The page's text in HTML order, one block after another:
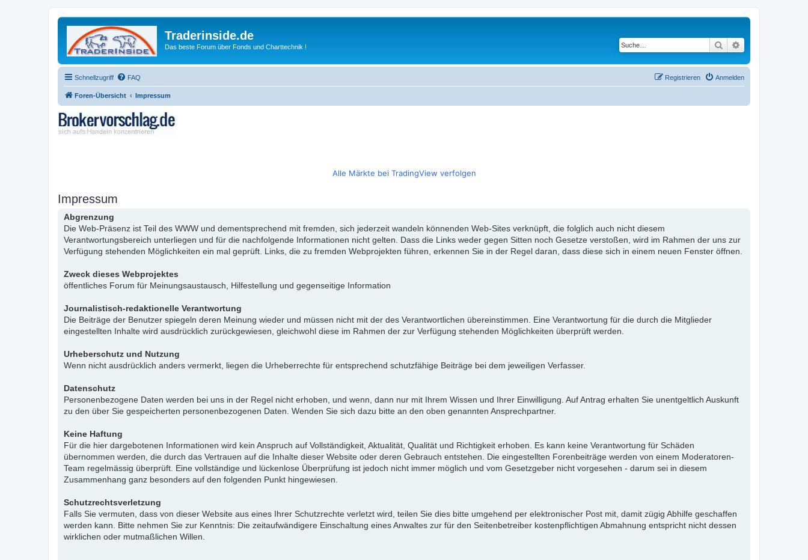
Traderinside.de
Das beste Forum über Fonds und Charttechnik ! Suche
Schnellzugriff FAQ Anmelden
Registrieren
Foren-Übersicht Impressum
Alle Märkte bei TradingView verfolgen
Impressum
Abgrenzung
Die Web-Präsenz ist Teil des WWW und dementsprechend mit fremden, sich jederzeit wandeln könnenden Web-Sites verknüpft, die folglich auch nicht diesem
Verantwortungsbereich unterliegen und für die nachfolgende Informationen nicht gelten. Dass die Links weder gegen Sitten noch Gesetze verstoßen, wird im Rahmen der uns zur
Verfügung stehenden Möglichkeiten ein mal geprüft. Links, die zu fremden Webprojekten führen, erkennen Sie in der Regel daran, dass diese sich in einem neuen Fenster öffnen.
Zweck dieses Webprojektes
öffentliches Forum für Meinungsaustausch, Hilfestellung und gegenseitige Information
Journalistisch-redaktionelle Verantwortung
Die Beiträge der Benutzer spiegeln deren Meinung wieder und müssen nicht mit der des Verantwortlichen übereinstimmen. Eine Verantwortung für die durch die Mitglieder
eingestellten Inhalte wird ausdrücklich zurückgewiesen, gleichwohl diese im Rahmen der zur Verfügung stehenden Möglichkeiten überprüft werden.
Urheberschutz und Nutzung
Wenn nicht ausdrücklich anders vermerkt, liegen die Urheberrechte für entsprechend schutzfähige Beiträge bei dem jeweiligen Verfasser.
Datenschutz
Personenbezogene Daten werden bei uns in der Regel nicht erhoben, und wenn, dann nur mit Ihrem Wissen und Ihrer Einwilligung. Auf Antrag erhalten Sie unentgeltlich Auskunft
zu den über Sie gespeicherten personenbezogenen Daten. Wenden Sie sich dazu bitte an den oben genannten Ansprechpartner.
Keine Haftung
Für die hier dargebotenen Informationen wird kein Anspruch auf Vollständigkeit, Aktualität, Qualität und Richtigkeit erhoben. Es kann keine Verantwortung für Schäden
übernommen werden, die durch das Vertrauen auf die Inhalte dieser Website oder deren Gebrauch entstehen. Die eingestellten Forenbeiträge werden von einem Moderatoren-
Team regelmässig überprüft. Eine vollständige und lückenlose Überprüfung ist jedoch nicht immer möglich und vom Gesetzgeber nicht vorgesehen - darum sei in diesem
Zusammenhang ganz besonders auf den folgenden Punkt hingewiesen.
Schutzrechtsverletzung
Falls Sie vermuten, dass von dieser Website aus eines Ihrer Schutzrechte verletzt wird, teilen Sie dies bitte umgehend per elektronischer Post mit, damit zügig Abhilfe geschaffen
werden kann. Bitte nehmen Sie zur Kenntnis: Die zeitaufwändigere Einschaltung eines Anwaltes zur für den Seitenbetreiber kostenpflichtigen Abmahnung entspricht nicht dessen
wirklichen oder mutmaßlichen Willen.